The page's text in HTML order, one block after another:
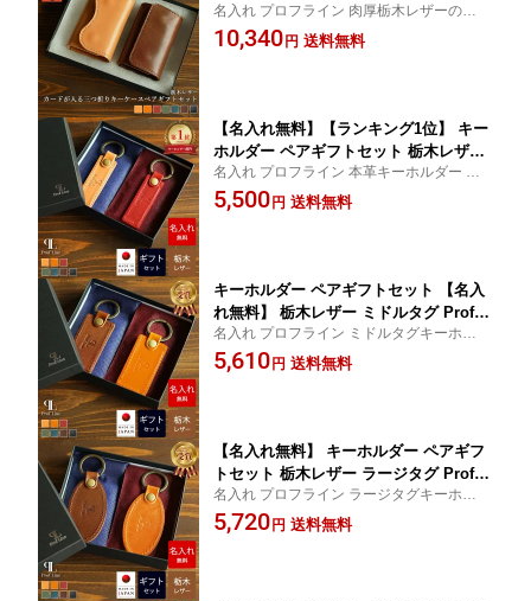
連 名入れギフト 名前入れ 本革 カード
入れ付き 三つ折り メンズ 革 男性 女性
名入れ プロフライン 肉厚栃木レザーの本格
派 キーケース 牛革 3つ折り キーリング キ
ーフック 免許証 レザー 結婚 記念日 オリジ
10,340 円 送料無料
【名入れ無料】【ランキング1位】 キー
ホルダー ペアギフトセット 栃木レザー
ブランド ProfLine 革 本革 レザー メン
ズ レディース スマートキー おしゃれ
名入れ プロフライン 本革キーホルダー コ
ンパクト バイク シンプル 手作り ハンドメ
イド 皮 ヌメ革 かわいい かっこいい アンテ
5,500 円 送料無料
キーホルダー ペアギフトセット 【名入
れ無料】 栃木レザー ミドルタグ ProfLi
ne 名入れギフト 名前入り プレート ブ
ランド メンズ レディース 車 ペア 本革
名入れ プロフライン ミドルタグキーホルダ
ー 革 キーリング 名入れキーホルダー キー
フック 結婚 記念日 オリジナル 刻印無料 プ
5,610 円 送料無料
【名入れ無料】 キーホルダー ペアギフ
トセット 栃木レザー ラージタグ ProfLi
ne 名入れギフト 名前入り 楕円形 円形
小判形 プレート ブランド メンズ レデ
名入れ プロフライン ラージタグキーホルダ
ー 革 キーリング 名入れキーホルダー キー
フック 結婚 記念日 オリジナル 刻印無料 プ
5,720 円 送料無料